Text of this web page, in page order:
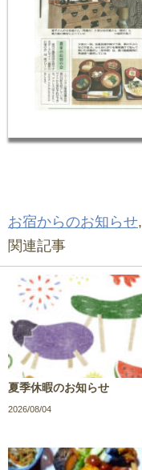
お宿からのお知らせ,
関連記事
夏季休暇のお知らせ
2026/08/04